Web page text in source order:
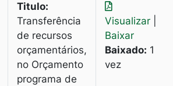
Titulo:
Transferência
de recursos
orçamentários,
no Orçamento
programa de
Visualizar
Baixar
Baixado: 1
vez